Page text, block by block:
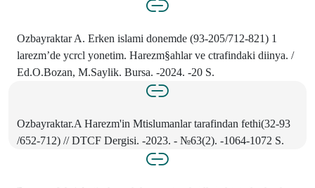
Ozbayraktar A. Erken islami donemde (93-205/712-821) 1
larezm’de ycrcl yonetim. Harezm§ahlar ve ctrafindaki diinya. /
Ed.O.Bozan, M.Saylik. Bursa. -2024. -20 S.
Ozbayraktar.A Harezm'in Mtislumanlar tarafindan fethi(32-93
/652-712) // DTCF Dergisi. -2023. - №63(2). -1064-1072 S.